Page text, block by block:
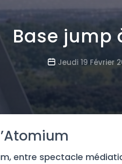
Base jump
Jeudi 19 Février
entre spectacle